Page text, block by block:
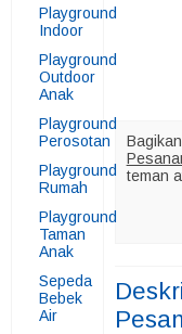
Playground
Indoor
Playground
Outdoor
Anak
Playground
Perosotan
Playground
Rumah
Playground
Taman
Anak
Sepeda
Bebek
Air
teman